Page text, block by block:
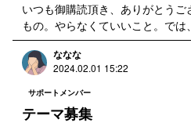
いつも御購読頂き、ありがとう
もの。やらなくていいこと。で
読みたいテーマを不定期に募集
やお肌に関するお悩みやご質問
の？など、何かあれば何でもお気
ななな
2024.02.01 15:22
サポートメンバー
テーマ募集